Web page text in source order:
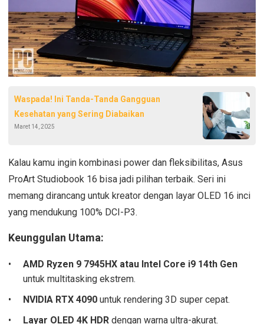
Waspada! Ini Tanda-Tanda Gangguan
Kesehatan yang Sering Diabaikan
Maret 14, 2025
Kalau kamu ingin kombinasi power dan fleksibilitas, Asus
ProArt Studiobook 16 bisa jadi pilihan terbaik. Seri ini
memang dirancang untuk kreator dengan layar OLED 16 inci
yang mendukung 100% DCI-P3.
Keunggulan Utama:
AMD Ryzen 9 7945HX atau Intel Core i9 14th Gen
untuk multitasking ekstrem.
NVIDIA RTX 4090 untuk rendering 3D super cepat.
Layar OLED 4K HDR dengan warna ultra-akurat.